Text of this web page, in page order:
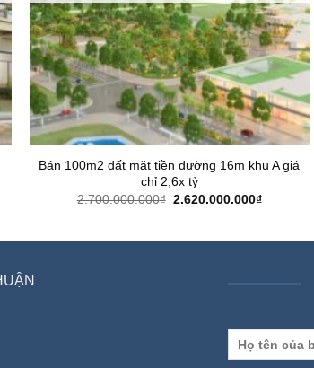
Bán 100m2 đất mặt tiền đường 16m khu A giá
chỉ 2,6x tỷ
2.700.000.000₫ Giá
2.620.000.000₫Giá